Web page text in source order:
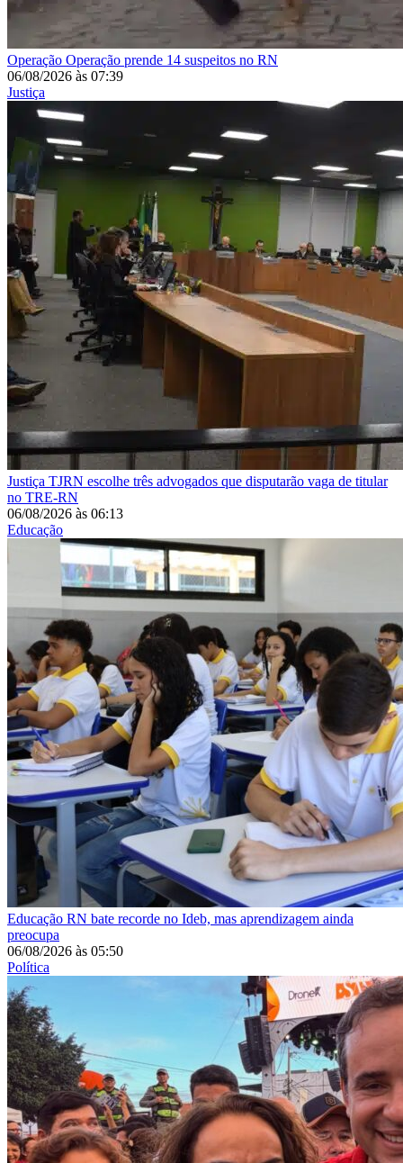
Operação Operação prende 14 suspeitos no RN
06/08/2026 às 07:39
Justiça
Justiça TJRN escolhe três advogados que disputarão vaga de titular
no TRE-RN
06/08/2026 às 06:13
Educação
Educação RN bate recorde no Ideb, mas aprendizagem ainda
preocupa
06/08/2026 às 05:50
Política